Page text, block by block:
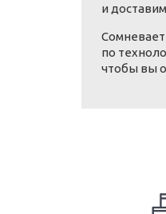
и
по
чтобы вы